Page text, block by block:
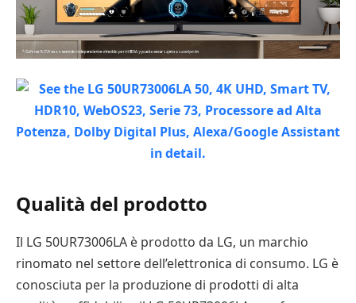
Qualità del prodotto
Il LG 50UR73006LA è prodotto da LG, un marchio
rinomato nel settore dell’elettronica di consumo. LG è
conosciuta per la produzione di prodotti di alta